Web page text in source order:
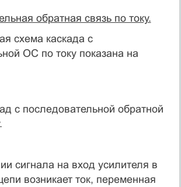
обратная связь по току.
схема каскада с
ОС по току показана на
с последовательной обратной
сигнала на вход усилителя в
возникает ток, переменная